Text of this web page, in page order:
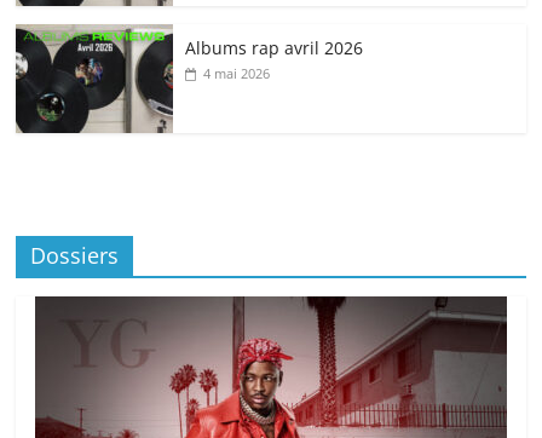
Albums rap avril 2026
4 mai 2026
Dossiers